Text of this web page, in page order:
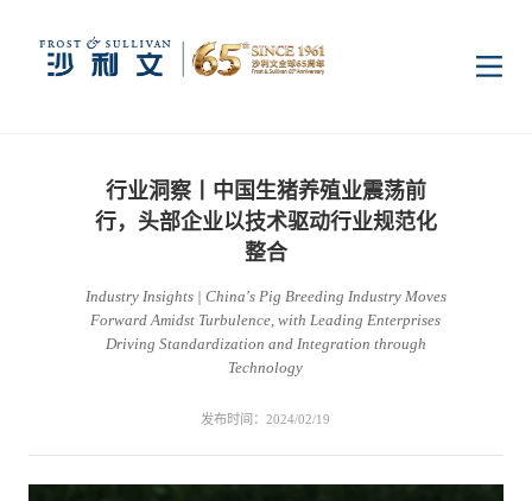
行业研究
行业洞察丨中国生猪养殖业震荡前
行，头部企业以技术驱动行业规范化
整合
Industry Insights | China's Pig Breeding Industry Moves
Forward Amidst Turbulence, with Leading Enterprises
Driving Standardization and Integration through
Technology
发布时间：2024/02/19